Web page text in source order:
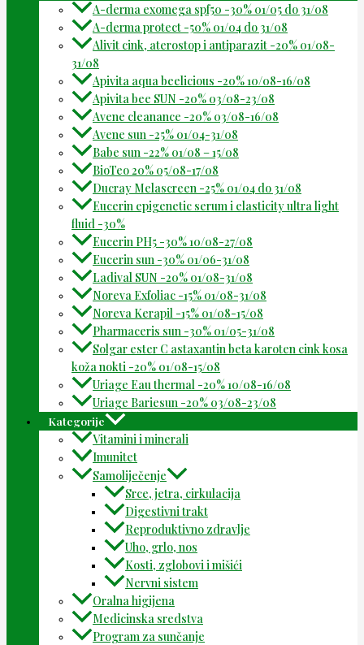
A-derma exomega spf50 -30% 01/05 do 31/08
A-derma protect -50% 01/04 do 31/08
Alivit cink, aterostop i antiparazit -20% 01/08-
31/08
Apivita aqua beelicious -20% 10/08-16/08
Apivita bee SUN -20% 03/08-23/08
Avene cleanance -20% 03/08-16/08
Avene sun -25% 01/04-31/08
Babe sun -22% 01/08 – 15/08
BioTeo 20% 05/08-17/08
Ducray Melascreen -25% 01/04 do 31/08
Eucerin epigenetic serum i elasticity ultra light
fluid -30%
Eucerin PH5 -30% 10/08-27/08
Eucerin sun -30% 01/06-31/08
Ladival SUN -20% 01/08-31/08
Noreva Exfoliac -15% 01/08-31/08
Noreva Kerapil -15% 01/08-15/08
Pharmaceris sun -30% 01/05-31/08
Solgar ester C astaxantin beta karoten cink kosa
koža nokti -20% 01/08-15/08
Uriage Eau thermal -20% 10/08-16/08
Uriage Bariesun -20% 03/08-23/08
Kategorije
Vitamini i minerali
Imunitet
Samoliječenje
Srce, jetra, cirkulacija
Digestivni trakt
Reproduktivno zdravlje
Uho, grlo, nos
Kosti, zglobovi i mišići
Nervni sistem
Oralna higijena
Medicinska sredstva
Program za sunčanje